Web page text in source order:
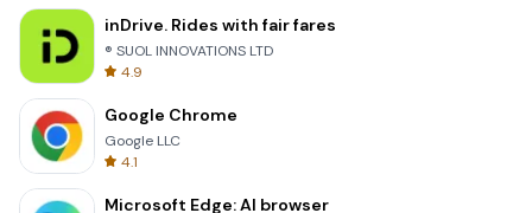
inDrive. Rides with fair fares
® SUOL INNOVATIONS LTD
4.9
Google Chrome
Google LLC
4.1
Microsoft Edge: AI browser